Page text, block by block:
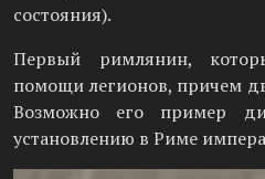
состояния).
Первый римлянин,
помощи легионов, причем
Возможно его пример
установлению в Риме